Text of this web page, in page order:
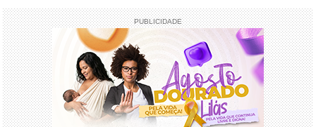
PUBLICIDADE